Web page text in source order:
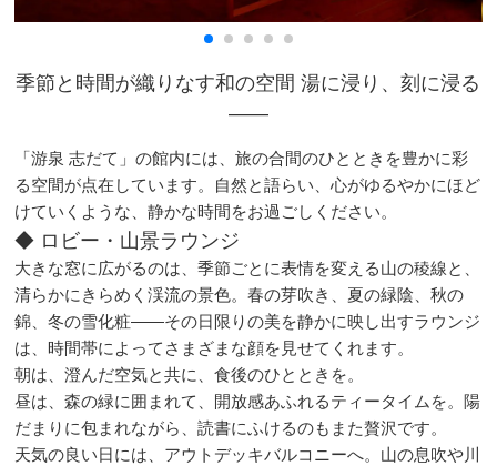
季節と時間が織りなす和の空間 湯に浸り、刻に浸る
――
「游泉 志だて」の館内には、旅の合間のひとときを豊かに彩
る空間が点在しています。自然と語らい、心がゆるやかにほど
けていくような、静かな時間をお過ごしください。
◆ ロビー・山景ラウンジ
大きな窓に広がるのは、季節ごとに表情を変える山の稜線と、
清らかにきらめく渓流の景色。春の芽吹き、夏の緑陰、秋の
錦、冬の雪化粧――その日限りの美を静かに映し出すラウンジ
は、時間帯によってさまざまな顔を見せてくれます。
朝は、澄んだ空気と共に、食後のひとときを。
昼は、森の緑に囲まれて、開放感あふれるティータイムを。陽
だまりに包まれながら、読書にふけるのもまた贅沢です。
天気の良い日には、アウトデッキバルコニーへ。山の息吹や川